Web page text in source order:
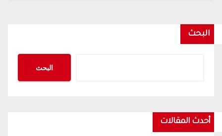
البحث
البحث
أحدث المقالات